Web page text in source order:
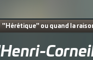
"Hérétique" ou quand la